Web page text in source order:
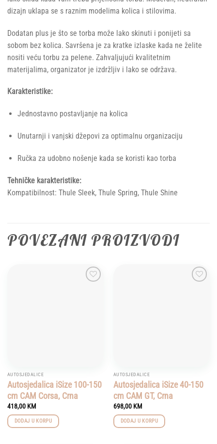
dizajn uklapa se s raznim modelima kolica i stilovima.
Dodatan plus je što se torba može lako skinuti i ponijeti sa
sobom bez kolica. Savršena je za kratke izlaske kada ne želite
nositi veću torbu za pelene. Zahvaljujući kvalitetnim
materijalima, organizator je izdržljiv i lako se održava.
Karakteristike:
Jednostavno postavljanje na kolica
Unutarnji i vanjski džepovi za optimalnu organizaciju
Ručka za udobno nošenje kada se koristi kao torba
Tehničke karakteristike:
Kompatibilnost: Thule Sleek, Thule Spring, Thule Shine
POVEZANI PROIZVODI
AUTOSJEDALICE
Autosjedalica iSize 100-150
cm CAM Corsa, Crna
418,00 KM
DODAJ U KORPU
AUTOSJEDALICE
Autosjedalica iSize 40-150
cm CAM GT, Crna
698,00 KM
DODAJ U KORPU